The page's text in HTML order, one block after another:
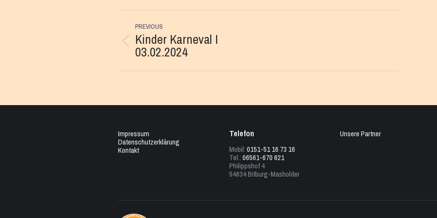
Post
navigation
PREVIOUS
Previous
post:
Kinder Karneval I
03.02.2024
Impressum
Datenschutzerklärung
Kontakt
Telefon
Mobil:0151-51 16 73 16
Tel.:06561-670 621
Philippshof 4
54634 Bitburg-Masholder
Unsere Partner